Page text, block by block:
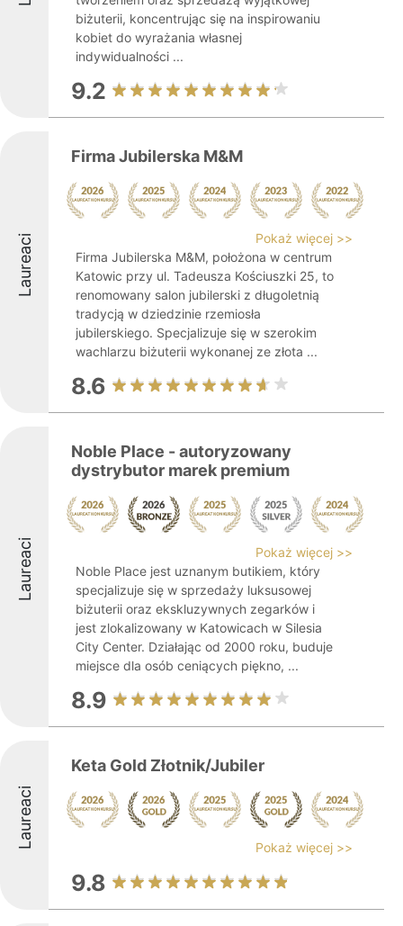
biżuterii, koncentrując się na inspirowaniu
kobiet do wyrażania własnej
indywidualności ...
9.2
Laureaci
Firma Jubilerska M&M
Pokaż więcej >>
Firma Jubilerska M&M, położona w centrum
Katowic przy ul. Tadeusza Kościuszki 25, to
renomowany salon jubilerski z długoletnią
tradycją w dziedzinie rzemiosła
jubilerskiego. Specjalizuje się w szerokim
wachlarzu biżuterii wykonanej ze złota ...
8.6
Laureaci
Noble Place - autoryzowany
dystrybutor marek premium
Pokaż więcej >>
Noble Place jest uznanym butikiem, który
specjalizuje się w sprzedaży luksusowej
biżuterii oraz ekskluzywnych zegarków i
jest zlokalizowany w Katowicach w Silesia
City Center. Działając od 2000 roku, buduje
miejsce dla osób ceniących piękno, ...
8.9
Laureaci
Keta Gold Złotnik/Jubiler
Pokaż więcej >>
9.8